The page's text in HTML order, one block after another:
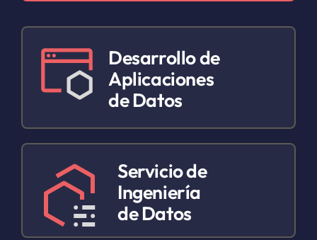
Desarrollo de
Aplicaciones
de Datos
Servicio de
Ingeniería
de Datos